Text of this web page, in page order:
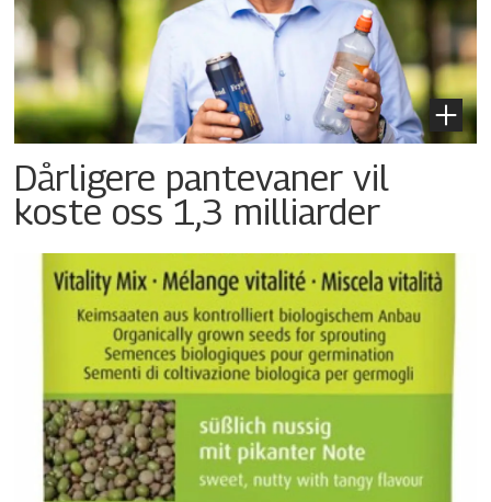
Dårligere pantevaner vil
koste oss 1,3 milliarder